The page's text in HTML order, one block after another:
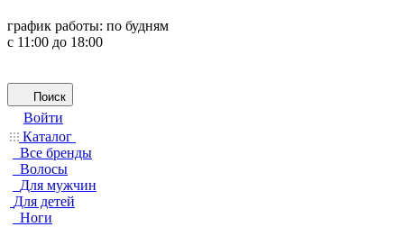
график работы: по будням
с 11:00 до 18:00
Поиск
Войти
Каталог
Все бренды
Волосы
Для мужчин
Для детей
Ноги